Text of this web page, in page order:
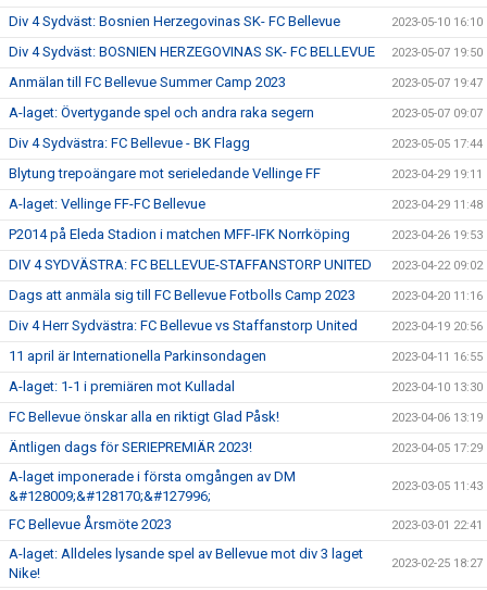
Div 4 Sydväst: Bosnien Herzegovinas SK- FC Bellevue 2023-05-10 16:10
Div 4 Sydväst: BOSNIEN HERZEGOVINAS SK- FC BELLEVUE 2023-05-07 19:50
Anmälan till FC Bellevue Summer Camp 2023 2023-05-07 19:47
A-laget: Övertygande spel och andra raka segern 2023-05-07 09:07
Div 4 Sydvästra: FC Bellevue - BK Flagg 2023-05-05 17:44
Blytung trepoängare mot serieledande Vellinge FF 2023-04-29 19:11
A-laget: Vellinge FF-FC Bellevue 2023-04-29 11:48
P2014 på Eleda Stadion i matchen MFF-IFK Norrköping 2023-04-26 19:53
DIV 4 SYDVÄSTRA: FC BELLEVUE-STAFFANSTORP UNITED 2023-04-22 09:02
Dags att anmäla sig till FC Bellevue Fotbolls Camp 2023 2023-04-20 11:16
Div 4 Herr Sydvästra: FC Bellevue vs Staffanstorp United 2023-04-19 20:56
11 april är Internationella Parkinsondagen 2023-04-11 16:55
A-laget: 1-1 i premiären mot Kulladal 2023-04-10 13:30
FC Bellevue önskar alla en riktigt Glad Påsk! 2023-04-06 13:19
Äntligen dags för SERIEPREMIÄR 2023! 2023-04-05 17:29
A-laget imponerade i första omgången av DM
&#128009;&#128170;&#127996;
2023-03-05 11:43
FC Bellevue Årsmöte 2023 2023-03-01 22:41
A-laget: Alldeles lysande spel av Bellevue mot div 3 laget
Nike!
2023-02-25 18:27